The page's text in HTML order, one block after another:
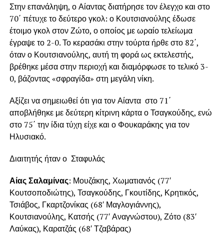
Στην επανάληψη, ο Αίαντας διατήρησε τον έλεγχο και στο
70΄ πέτυχε το δεύτερο γκολ: ο Κουτσιανούλης έδωσε
έτοιμο γκολ στον Ζώτο, ο οποίος με ωραίο τελείωμα
έγραψε το 2-0. Το κερασάκι στην τούρτα ήρθε στο 82΄,
όταν ο Κουτσιανούλης, αυτή τη φορά ως εκτελεστής,
βρέθηκε μέσα στην περιοχή και διαμόρφωσε το τελικό 3-
0, βάζοντας «σφραγίδα» στη μεγάλη νίκη.
Αξίζει να σημειωθεί ότι για τον Αίαντα στο 71΄
αποβλήθηκε με δεύτερη κίτρινη κάρτα ο Τσαγκούδης, ενώ
στο 75΄ την ίδια τύχη είχε και ο Φουκαράκης για τον
Ηλυσιακό.
Διαιτητής ήταν ο Σταφυλάς
Αίας Σαλαμίνας: Μουζάκης, Χωματιανός (77′
Κουτσοποδιώτης), Τσαγκούδης, Γκουτίδης, Κρητικός,
Τσιάβος, Γκαρτζονίκας (68′ Μαγλογιάννης),
Κουτσιανούλης, Κατσής (77′ Αναγνώστου), Ζότο (83′
Λαύκας), Καρατζάς (68′ Τζαβάρας)